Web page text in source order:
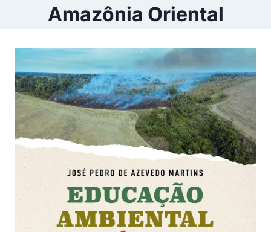
Amazônia Oriental